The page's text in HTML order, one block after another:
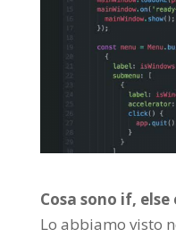
Cosa sono if,
Lo abbiamo visto